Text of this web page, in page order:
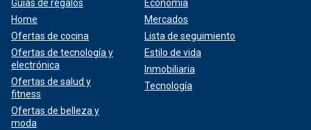
Guías de regalos
Home
Ofertas de cocina
Ofertas de tecnología y
electrónica
Ofertas de salud y
fitness
Ofertas de belleza y
moda
Economía
Mercados
Lista de seguimiento
Estilo de vida
Inmobiliaria
Tecnología